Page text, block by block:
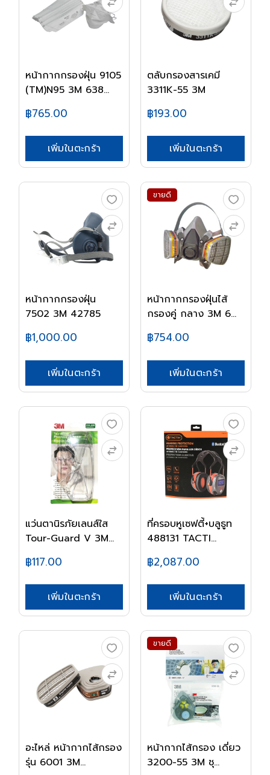
หน้ากากกรองฝุ่น 9105
(TM)N95 3M 638...
฿765.00
เพิ่มในตะกร้า
ตลับกรองสารเคมี
3311K-55 3M
฿193.00
เพิ่มในตะกร้า
หน้ากากกรองฝุ่น
7502 3M 42785
฿1,000.00
เพิ่มในตะกร้า
ขายดี
หน้ากากกรองฝุ่นไส้
กรองคู่ กลาง 3M 6...
฿754.00
เพิ่มในตะกร้า
แว่นตานิรภัยเลนส์ใส
Tour-Guard V 3M...
฿117.00
เพิ่มในตะกร้า
ที่ครอบหูเซฟตี้+บลูธูท
488131 TACTI...
฿2,087.00
เพิ่มในตะกร้า
อะไหล่ หน้ากากไส้กรอง
รุ่น 6001 3M...
ขายดี
หน้ากากไส้กรอง เดี่ยว
3200-55 3M ชุ...